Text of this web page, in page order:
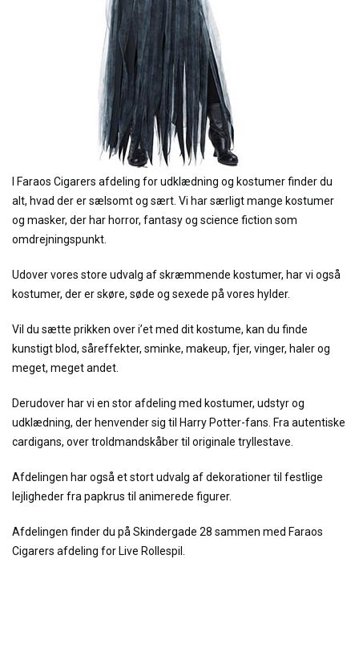
I Faraos Cigarers afdeling for udklædning og kostumer finder du
alt, hvad der er sælsomt og sært. Vi har særligt mange kostumer
og masker, der har horror, fantasy og science fiction som
omdrejningspunkt.
Udover vores store udvalg af skræmmende kostumer, har vi også
kostumer, der er skøre, søde og sexede på vores hylder.
Vil du sætte prikken over i’et med dit kostume, kan du finde
kunstigt blod, såreffekter, sminke, makeup, fjer, vinger, haler og
meget, meget andet.
Derudover har vi en stor afdeling med kostumer, udstyr og
udklædning, der henvender sig til Harry Potter-fans. Fra autentiske
cardigans, over troldmandskåber til originale tryllestave.
Afdelingen har også et stort udvalg af dekorationer til festlige
lejligheder fra papkrus til animerede figurer.
Afdelingen finder du på Skindergade 28 sammen med Faraos
Cigarers afdeling for Live Rollespil.